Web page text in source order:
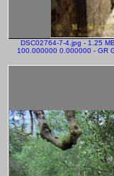
DSC02764-7-4.jpg - 1.25
100.000000 0.000000 - GR